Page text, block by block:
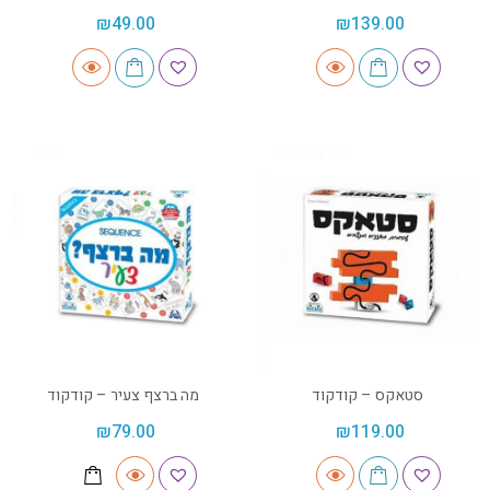
₪139.00
₪49.00
סטאקס – קודקוד
₪119.00
מה ברצף צעיר – קודקוד
₪79.00